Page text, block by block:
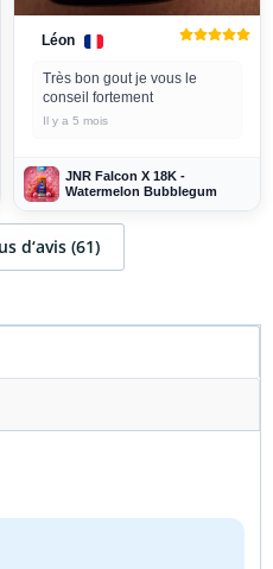
Léon
Très bon gout je vous le
conseil fortement
Il y a 5 mois
JNR Falcon X 18K -
Watermelon Bubblegum
d‘avis (61)